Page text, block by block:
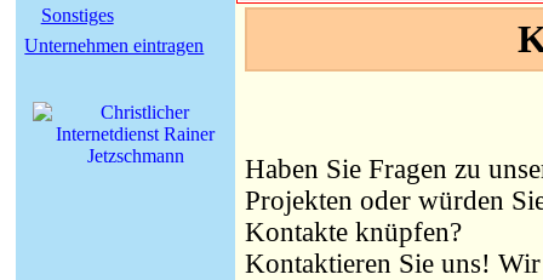
Sonstiges
Unternehmen eintragen
Haben Sie Fragen zu
Projekten oder würden
Kontakte knüpfen?
Kontaktieren Sie uns!